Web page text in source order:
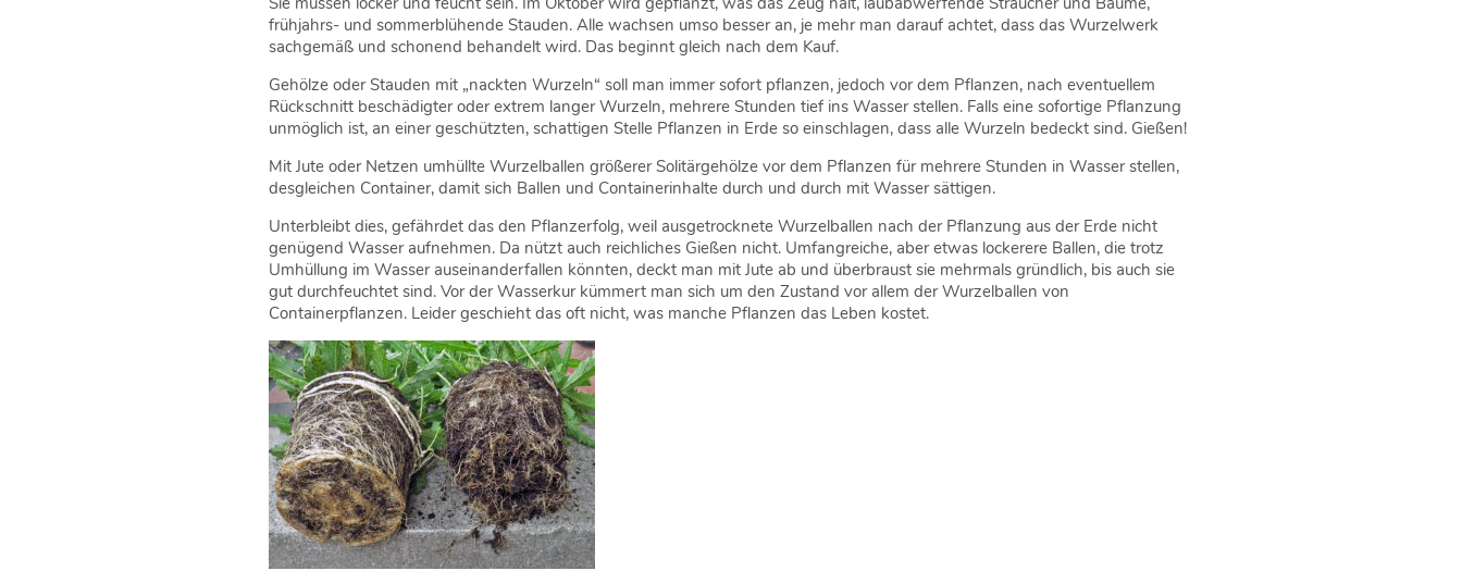
frühjahrs- und sommerblühende Stauden. Alle wachsen umso besser an, je mehr man darauf achtet, dass das Wurzelwerk
sachgemäß und schonend behandelt wird. Das beginnt gleich nach dem Kauf.
Gehölze oder Stauden mit „nackten Wurzeln“ soll man immer sofort pflanzen, jedoch vor dem Pflanzen, nach eventuellem
Rückschnitt beschädigter oder extrem langer Wurzeln, mehrere Stunden tief ins Wasser stellen. Falls eine sofortige Pflanzung
unmöglich ist, an einer geschützten, schattigen Stelle Pflanzen in Erde so einschlagen, dass alle Wurzeln bedeckt sind. Gießen!
Mit Jute oder Netzen umhüllte Wurzelballen größerer Solitärgehölze vor dem Pflanzen für mehrere Stunden in Wasser stellen,
desgleichen Container, damit sich Ballen und Containerinhalte durch und durch mit Wasser sättigen.
Unterbleibt dies, gefährdet das den Pflanzerfolg, weil ausgetrocknete Wurzelballen nach der Pflanzung aus der Erde nicht
genügend Wasser aufnehmen. Da nützt auch reichliches Gießen nicht. Umfangreiche, aber etwas lockerere Ballen, die trotz
Umhüllung im Wasser auseinanderfallen könnten, deckt man mit Jute ab und überbraust sie mehrmals gründlich, bis auch sie
gut durchfeuchtet sind. Vor der Wasserkur kümmert man sich um den Zustand vor allem der Wurzelballen von
Containerpflanzen. Leider geschieht das oft nicht, was manche Pflanzen das Leben kostet.